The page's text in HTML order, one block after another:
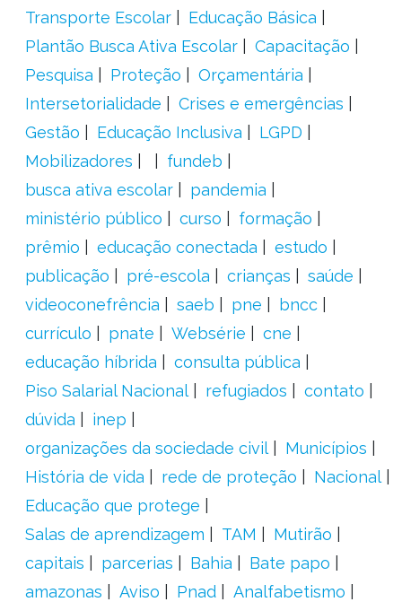
Transporte Escolar
Educação Básica
Plantão Busca Ativa Escolar
Capacitação
Pesquisa
Proteção
Orçamentária
Intersetorialidade
Crises e emergências
Gestão
Educação Inclusiva
LGPD
Mobilizadores
fundeb
busca ativa escolar
pandemia
ministério público
curso
formação
prêmio
educação conectada
estudo
publicação
pré-escola crianças
saúde
videoconefrência
saeb pne
bncc
currículo
pnate Websérie
cne
educação híbrida
consulta pública
Piso Salarial Nacional
refugiados
contato
dúvida
inep
organizações da sociedade civil
Municípios
História de vida
rede de proteção
Nacional
Educação que protege
Salas de aprendizagem
TAM
Mutirão
capitais
parcerias Bahia
Bate papo
amazonas
Aviso Pnad
Analfabetismo